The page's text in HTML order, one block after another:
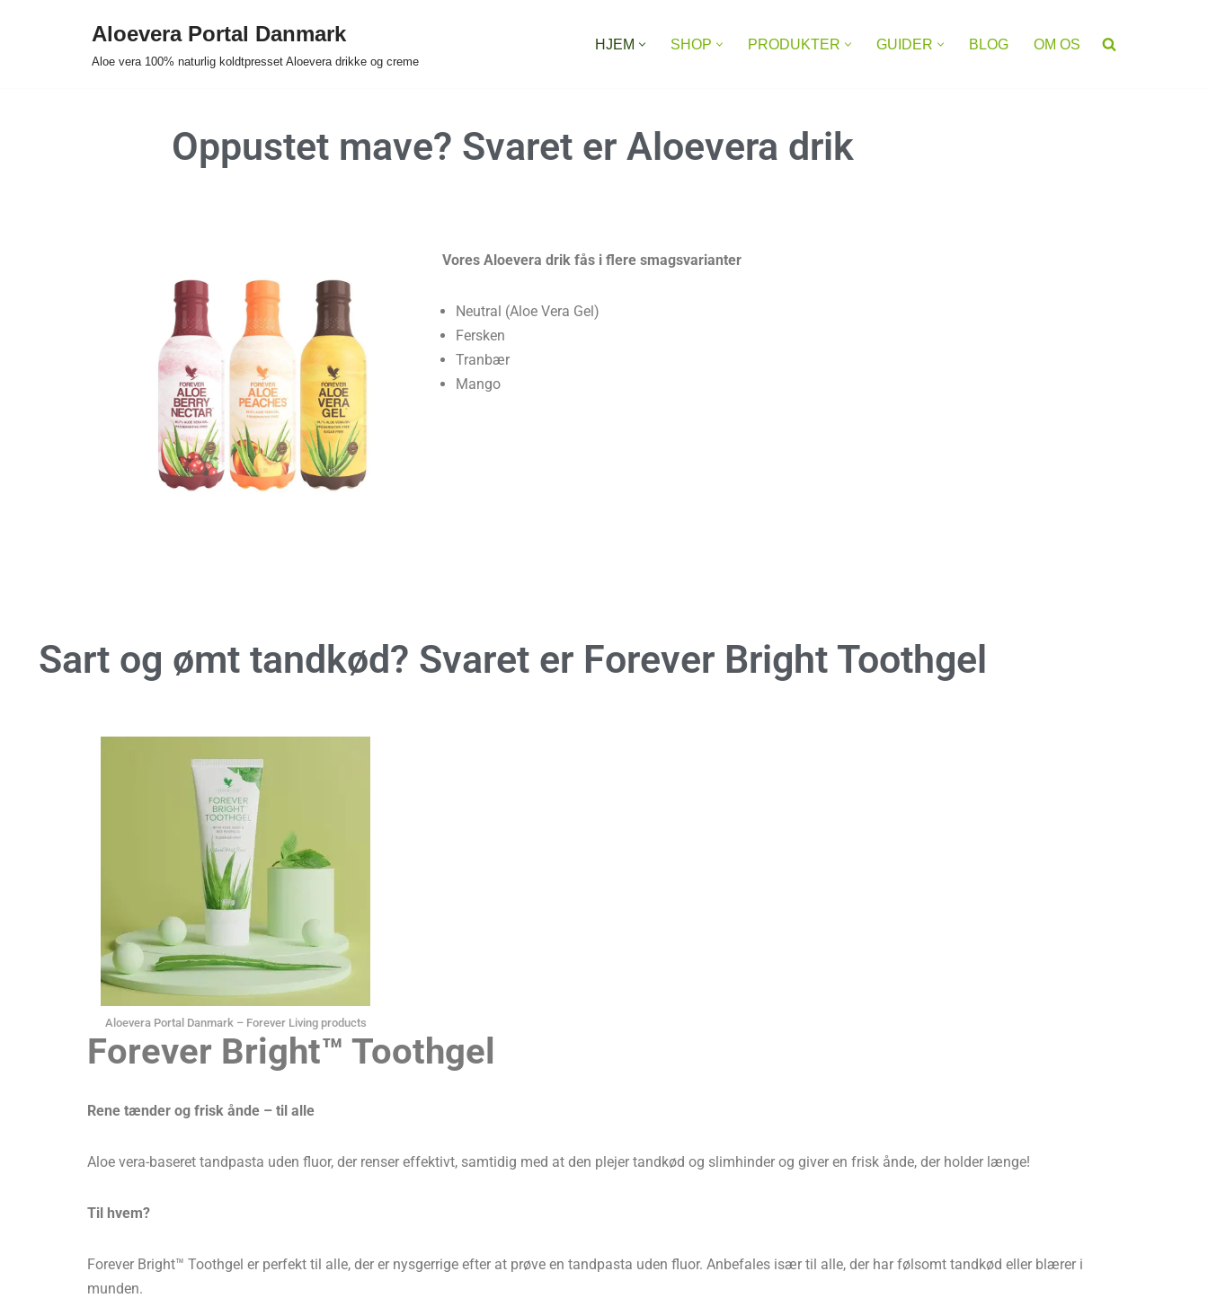
Aloevera Portal Danmark
Aloe vera 100% naturlig koldtpresset Aloevera drikke og creme
HJEM SHOP PRODUKTER GUIDER BLOG OM OS
Oppustet mave? Svaret er Aloevera drik
Vores Aloevera drik fås i flere smagsvarianter
Neutral (Aloe Vera Gel)
Fersken
Tranbær
Mango
Sart og ømt tandkød? Svaret er Forever Bright Toothgel
Aloevera Portal Danmark – Forever Living products
Forever Bright™ Toothgel
Rene tænder og frisk ånde – til alle
Aloe vera-baseret tandpasta uden fluor, der renser effektivt, samtidig med at den plejer tandkød og slimhinder og giver en frisk ånde, der holder længe!
Til hvem?
Forever Bright™ Toothgel er perfekt til alle, der er nysgerrige efter at prøve en tandpasta uden fluor. Anbefales især til alle, der har følsomt tandkød eller blærer i
munden.